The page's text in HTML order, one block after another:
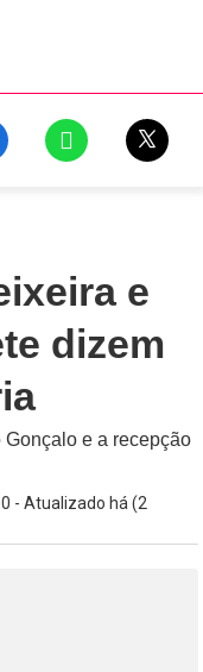
e
dizem
e a recepção
- Atualizado há (2